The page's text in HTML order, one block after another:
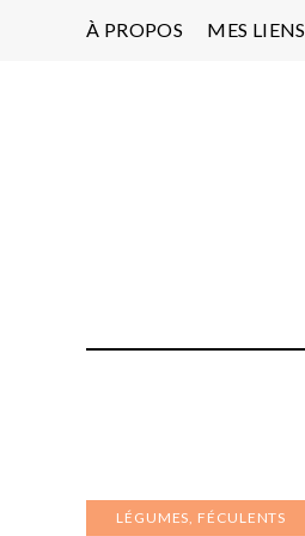
À PROPOS MES LIENS
LÉGUMES, FÉCULENTS